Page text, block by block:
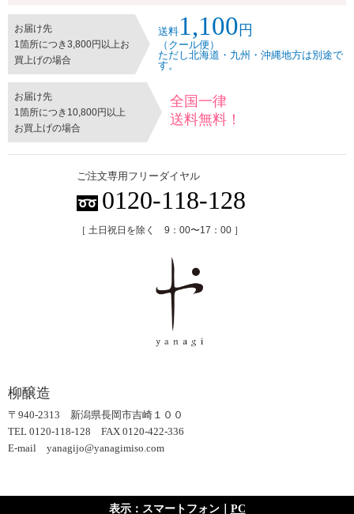
お届け先
1箇所につき3,800円以上お
買上げの場合
送料 1,100 円
（クール便）
ただし北海道・九州・沖縄地方は別途で
す。
お届け先
1箇所につき10,800円以上
お買上げの場合
全国一律
送料無料！
ご注文専用フリーダイヤル
0120-118-128
［ 土日祝日を除く 9：00〜17：00 ］
柳醸造
〒940-2313 新潟県長岡市吉崎１００
TEL 0120-118-128 FAX 0120-422-336
E-mail yanagijo@yanagimiso.com
表示：スマートフォン｜ PC